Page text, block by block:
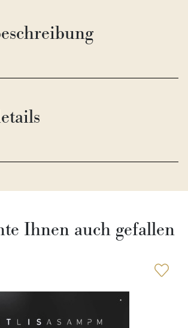
Ihnen auch gefallen